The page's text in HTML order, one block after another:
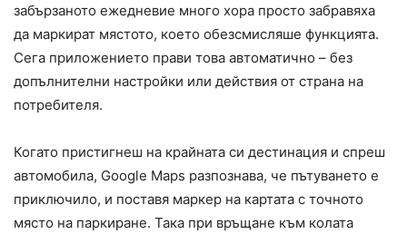
забързаното ежедневие много хора просто забравяха
да маркират мястото, което обезсмисляше функцията.
Сега приложението прави това автоматично – без
допълнителни настройки или действия от страна на
потребителя.
Когато пристигнеш на крайната си дестинация и спреш
автомобила, Google Maps разпознава, че пътуването е
приключило, и поставя маркер на картата с точното
място на паркиране. Така при връщане към колата